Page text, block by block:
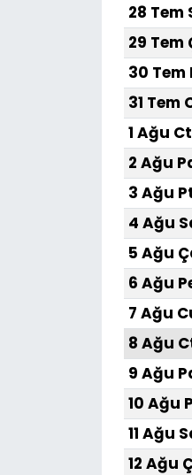
28 Tem
29 Tem
30 Tem
31 Tem
1 Ağu
2 Ağu
3 Ağu
4 Ağu
5 Ağu
6 Ağu
7 Ağu
8 Ağu
9 Ağu
10 Ağu
11 Ağu
12 Ağu